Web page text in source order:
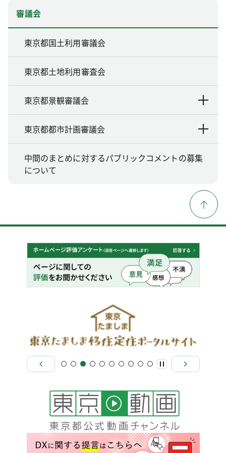
審議会
東京都国土利用審議会
東京都土地利用審査会
東京都景観審議会
東京都都市計画審議会
中間のまとめに対するパブリックコメントの募集
について